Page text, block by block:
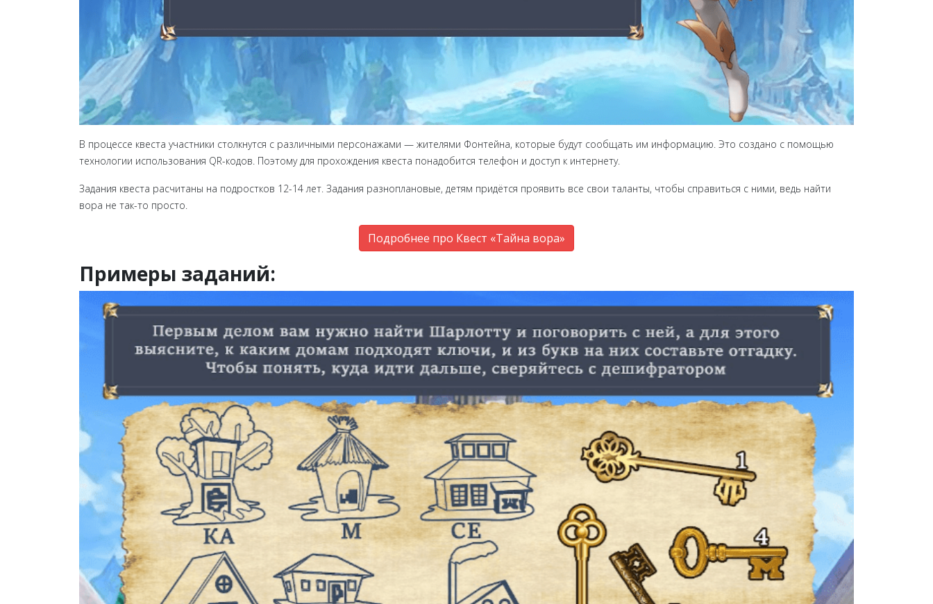
В процессе квеста участники столкнутся с различными персонажами — жителями Фонтейна, которые будут сообщать им информацию. Это создано с помощью
технологии использования QR-кодов. Поэтому для прохождения квеста понадобится телефон и доступ к интернету.
Задания квеста расчитаны на подростков 12-14 лет. Задания разноплановые, детям придётся проявить все свои таланты, чтобы справиться с ними, ведь найти
вора не так-то просто.
Подробнее про Квест «Тайна вора»
Примеры заданий: